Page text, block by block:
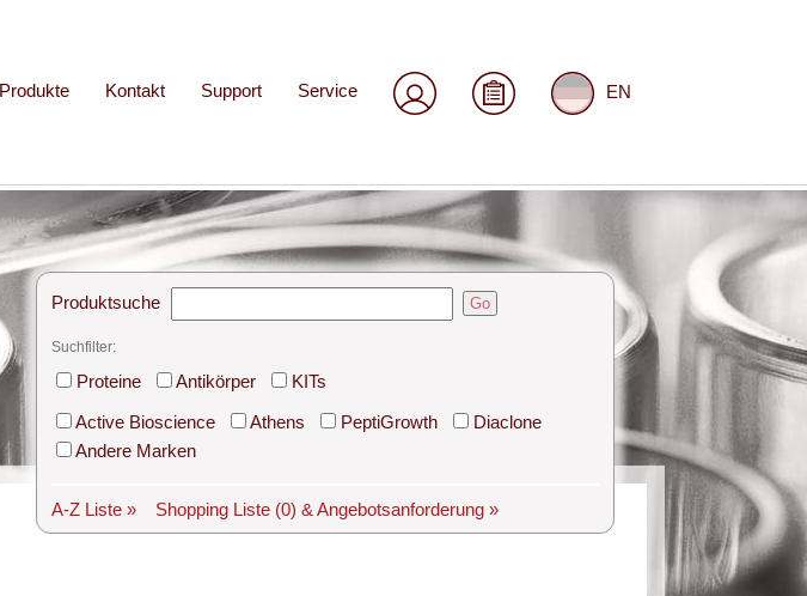
Produkte Kontakt Support Service EN
Produktsuche Go
Suchfilter:
Proteine Antikörper
KITs
Active Bioscience
Athens PeptiGrowth
Diaclone
Andere Marken
A-Z Liste » Shopping Liste (0) & Angebotsanforderung »